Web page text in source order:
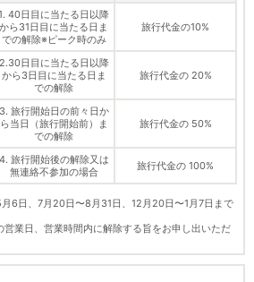
40日目に当たる日以降
から31日目に当たる日ま
での解除※ピーク時のみ
旅行代金の10%
2.30日目に当たる日以降
から3日目に当たる日ま
での解除
旅行代金の 20%
3. 旅行開始日の前々日か
ら当日（旅行開始前）ま
での解除
旅行代金の 50%
4. 旅行開始後の解除又は
無連絡不参加の場合
旅行代金の 100%
6日、7月20日〜8月31日、12月20日〜1月7日まで
業日、営業時間内に解除する旨をお申し出いただ